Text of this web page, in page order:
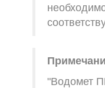
"Водомет